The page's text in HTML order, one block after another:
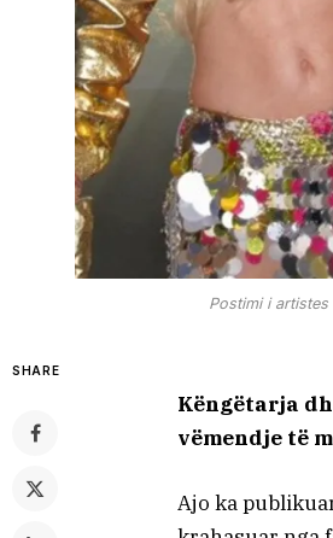
Postimi i artistes
SHARE
Këngëtarja
vëmendje të
Ajo ka